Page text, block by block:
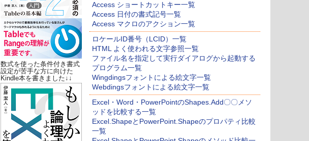
数式を使った条件付き書式
設定が苦手な方に向けた
Kindle本を書きました↓↓
Access ショートカットキー一覧
Access 日付の書式記号一覧
Access マクロのアクション一覧
ロケールID番号（LCID）一覧
HTML よく使われる文字参照一覧
ファイル名を指定して実行ダイアログから起動する
プログラム一覧
Wingdingsフォントによる絵文字一覧
Webdingsフォントによる絵文字一覧
Excel・Word・PowerPointのShapes.Add〇〇メソ
ッドを比較する一覧
Excel.ShapeとPowerPoint.Shapeのプロパティ比較
一覧